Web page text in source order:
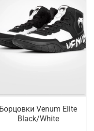
Борцовки Venum Elite
Black/White